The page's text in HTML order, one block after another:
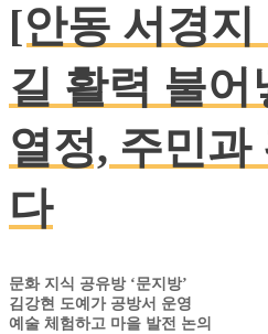
[안동 서경
길 활력 불어
열정, 주민과
다
문화 지식 공유방 ‘문지방’
김강현 도예가 공방서 운영
예술 체험하고 마을 발전 논의